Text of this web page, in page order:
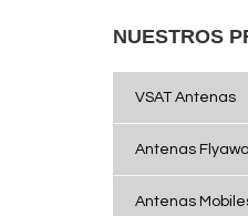
NUESTROS
VSAT Antenas
Antenas
Antenas